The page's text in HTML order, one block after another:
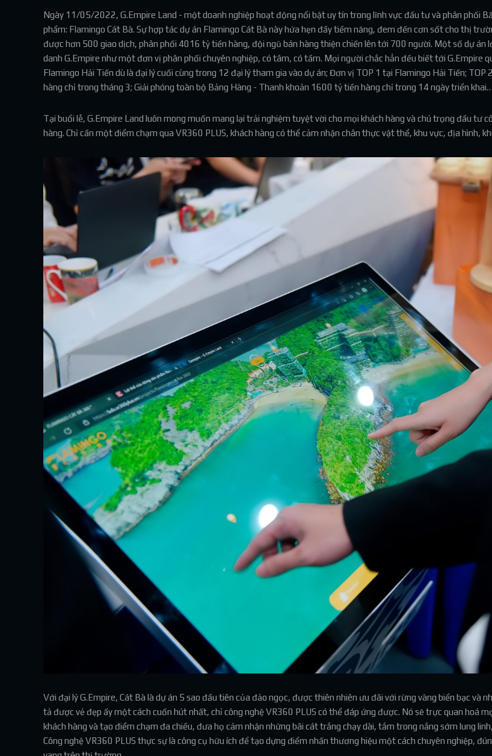
Ngày 11/05/2022, G.Empire Land - một doanh nghiệp hoạt động nổi bật uy tín trong lĩnh vực đầu tư và phân phối
phẩm: Flamingo Cát Bà. Sự hợp tác dự án Flamingo Cát Bà này hứa hẹn đầy tiềm năng, đem đến cơn sốt cho thị
được hơn 500 giao dịch, phân phối 4016 tỷ tiền hàng, đội ngũ bán hàng thiện chiến lên tới 700 người. Một số dự án
danh G.Empire như một đơn vị phân phối chuyên nghiệp, có tâm, có tầm. Mọi người chắc hẳn đều biết tới G.Empire
Flamingo Hải Tiến dù là đại lý cuối cùng trong 12 đại lý tham gia vào dự án; Đơn vị TOP 1 tại Flamingo Hải Tiến;
hàng chỉ trong tháng 3; Giải phóng toàn bộ Bảng Hàng - Thanh khoản 1600 tỷ tiền hàng chỉ trong 14 ngày triển khai…
Tại buổi lễ, G.Empire Land luôn mong muốn mang lại trải nghiệm tuyệt vời cho mọi khách hàng và chú trọng đầu tư
hàng. Chỉ cần một điểm chạm qua VR360 PLUS, khách hàng có thể cảm nhận chân thực vật thể, khu vực, địa hình,
Với đại lý G.Empire, Cát Bà là dự án 5 sao đầu tiên của đảo ngọc, được thiên nhiên ưu đãi với rừng vàng biển bạc
tả được vẻ đẹp ấy một cách cuốn hút nhất, chỉ công nghệ VR360 PLUS có thể đáp ứng được. Nó sẽ trực quan hoá
khách hàng và tạo điểm chạm đa chiều, đưa họ cảm nhận những bãi cát trắng chạy dài, tắm trong nắng sớm lung
Công nghệ VR360 PLUS thực sự là công cụ hữu ích để tạo dựng điểm nhấn thương hiệu một cách chuyên nghiệp,